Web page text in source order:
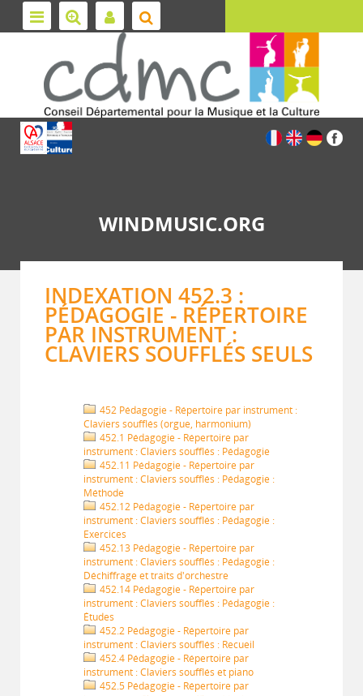
WINDMUSIC.ORG
INDEXATION 452.3 :
PÉDAGOGIE - RÉPERTOIRE
PAR INSTRUMENT :
CLAVIERS SOUFFLÉS SEULS
452 Pédagogie - Répertoire par instrument :
Claviers soufflés (orgue, harmonium)
452.1 Pédagogie - Répertoire par
instrument : Claviers soufflés : Pédagogie
452.11 Pédagogie - Répertoire par
instrument : Claviers soufflés : Pédagogie :
Méthode
452.12 Pédagogie - Répertoire par
instrument : Claviers soufflés : Pédagogie :
Exercices
452.13 Pédagogie - Répertoire par
instrument : Claviers soufflés : Pédagogie :
Déchiffrage et traits d'orchestre
452.14 Pédagogie - Répertoire par
instrument : Claviers soufflés : Pédagogie :
Études
452.2 Pédagogie - Répertoire par
instrument : Claviers soufflés : Recueil
452.4 Pédagogie - Répertoire par
instrument : Claviers soufflés et piano
452.5 Pédagogie - Répertoire par